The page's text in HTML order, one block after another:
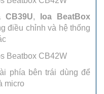
CB39U,
loa BeatBox
điều chỉnh và hệ thống
phía bên trái dùng để
micro